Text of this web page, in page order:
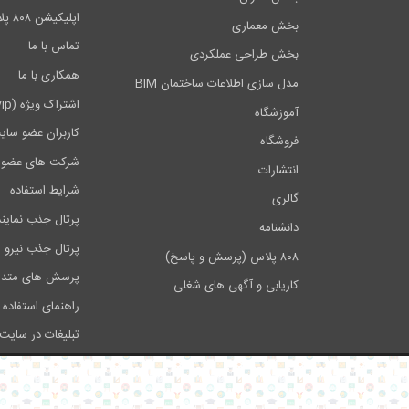
اپلیکیشن ۸۰۸ پلاس
تماس با ما
همکاری با ما
اشتراک ویژه (vip)
کاربران عضو
شرکت های
شرایط استفاده
پرتال جذب
پرتال جذب نیرو
پرسش های
راهنمای
تبلیغات در سایت
بخش معماری
بخش طراحی عملکردی
مدل سازی اطلاعات ساختمان BIM
آموزشگاه
فروشگاه
انتشارات
گالری
دانشنامه
۸۰۸ پلاس (پرسش و پاسخ)
کاریابی و آگهی های شغلی